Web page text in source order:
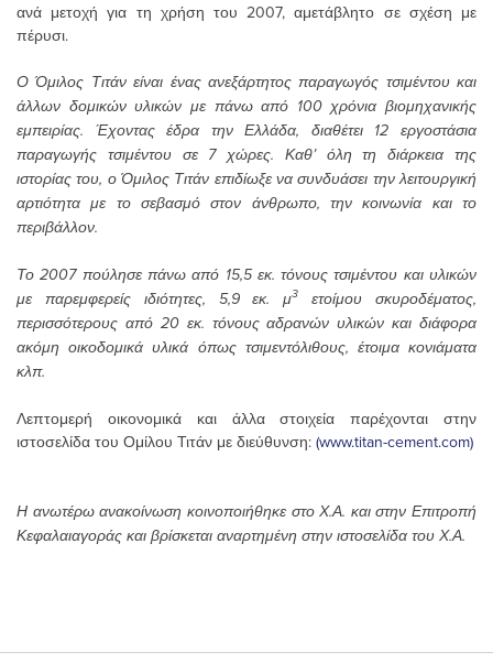
ανά μετοχή για τη χρήση του 2007, αμετάβλητο σε σχέση με
πέρυσι.
Ο Όμιλος Τιτάν είναι ένας ανεξάρτητος παραγωγός τσιμέντου και
άλλων δομικών υλικών με πάνω από 100 χρόνια βιομηχανικής
εμπειρίας. Έχοντας έδρα την Ελλάδα, διαθέτει 12 εργοστάσια
παραγωγής τσιμέντου σε 7 χώρες. Καθ’ όλη τη διάρκεια της
ιστορίας του, ο Όμιλος Τιτάν επιδίωξε να συνδυάσει την λειτουργική
αρτιότητα με το σεβασμό στον άνθρωπο, την κοινωνία και το
περιβάλλον.
Το 2007 πούλησε πάνω από 15,5 εκ. τόνους τσιμέντου και υλικών
με παρεμφερείς ιδιότητες, 5,9 εκ. μ3
ετοίμου σκυροδέματος,
περισσότερους από 20 εκ. τόνους αδρανών υλικών και διάφορα
ακόμη οικοδομικά υλικά όπως τσιμεντόλιθους, έτοιμα κονιάματα
κλπ.
Λεπτομερή οικονομικά και άλλα στοιχεία παρέχονται στην
ιστοσελίδα του Ομίλου Τιτάν με διεύθυνση: (www.titan-cement.com)
Η ανωτέρω ανακοίνωση κοινοποιήθηκε στο Χ.Α. και στην Επιτροπή
Κεφαλαιαγοράς και βρίσκεται αναρτημένη στην ιστοσελίδα του Χ.Α.